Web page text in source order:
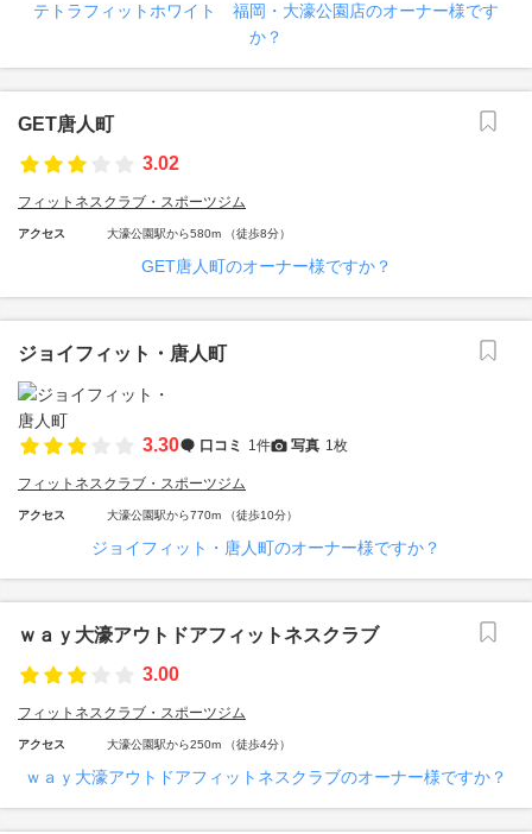
テトラフィットホワイト 福岡・大濠公園店のオーナー様です
か？
GET唐人町
3.02
フィットネスクラブ・スポーツジム
アクセス 大濠公園駅から580m （徒歩8分）
GET唐人町のオーナー様ですか？
ジョイフィット・唐人町
3.30 口コミ 1件 写真 1枚
フィットネスクラブ・スポーツジム
アクセス 大濠公園駅から770m （徒歩10分）
ジョイフィット・唐人町のオーナー様ですか？
ｗａｙ大濠アウトドアフィットネスクラブ
3.00
フィットネスクラブ・スポーツジム
アクセス 大濠公園駅から250m （徒歩4分）
ｗａｙ大濠アウトドアフィットネスクラブのオーナー様ですか？